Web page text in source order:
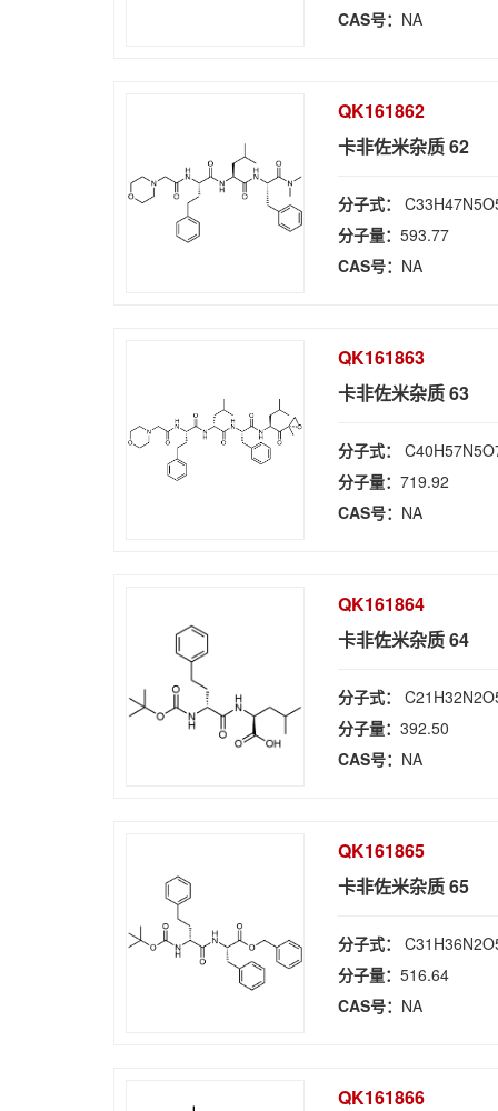
CAS号： NA
QK161862
卡非佐米杂质 62
分子式：
分子量：593.77
CAS号： NA
QK161863
卡非佐米杂质 63
分子式：
分子量：719.92
CAS号： NA
QK161864
卡非佐米杂质 64
分子式：
分子量：392.50
CAS号： NA
QK161865
卡非佐米杂质 65
分子式：
分子量：516.64
CAS号： NA
QK161866